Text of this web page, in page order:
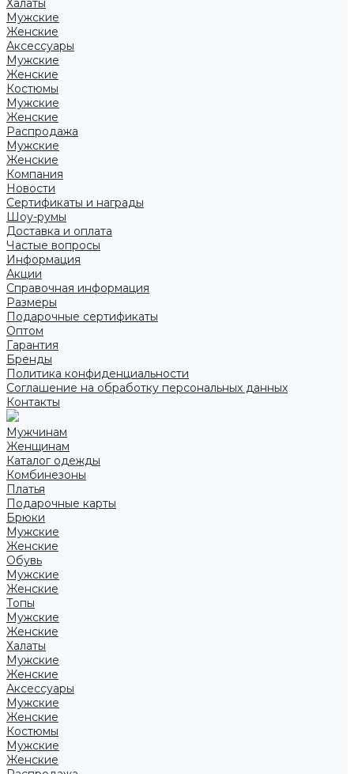
Халаты
Мужские
Женские
Аксессуары
Мужские
Женские
Костюмы
Мужские
Женские
Распродажа
Мужские
Женские
Компания
Новости
Сертификаты и награды
Шоу-румы
Доставка и оплата
Частые вопросы
Информация
Акции
Справочная информация
Размеры
Подарочные сертификаты
Оптом
Гарантия
Бренды
Политика конфиденциальности
Соглашение на обработку персональных данных
Контакты
Мужчинам
Женщинам
Каталог одежды
Комбинезоны
Платья
Подарочные карты
Брюки
Мужские
Женские
Обувь
Мужские
Женские
Топы
Мужские
Женские
Халаты
Мужские
Женские
Аксессуары
Мужские
Женские
Костюмы
Мужские
Женские